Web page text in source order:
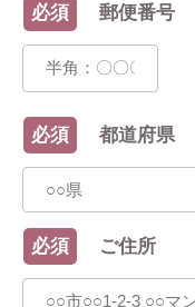
必須 郵便番号
必須 都道府県
必須 ご住所